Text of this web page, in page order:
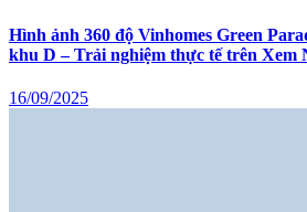
Hình ảnh 360 độ Vinhomes Green
khu D – Trải nghiệm thực tế trên Xem
16/09/2025